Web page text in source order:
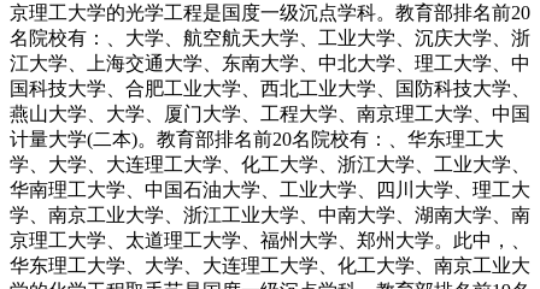
京理工大学的光学工程是国度一级沉点学科。教育部排名前20
名院校有：、大学、航空航天大学、工业大学、沉庆大学、浙
江大学、上海交通大学、东南大学、中北大学、理工大学、中
国科技大学、合肥工业大学、西北工业大学、国防科技大学、
燕山大学、大学、厦门大学、工程大学、南京理工大学、中国
计量大学(二本)。教育部排名前20名院校有：、华东理工大
学、大学、大连理工大学、化工大学、浙江大学、工业大学、
华南理工大学、中国石油大学、工业大学、四川大学、理工大
学、南京工业大学、浙江工业大学、中南大学、湖南大学、南
京理工大学、太道理工大学、福州大学、郑州大学。此中，、
华东理工大学、大学、大连理工大学、化工大学、南京工业大